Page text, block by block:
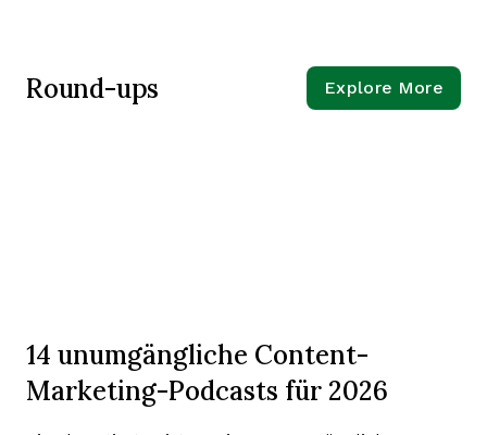
Round-ups Explore More
14 unumgängliche Content-
Marketing-Podcasts für 2026